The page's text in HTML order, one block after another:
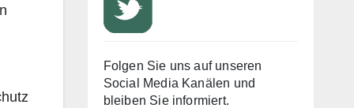
Folgen Sie uns auf unseren
Social Media Kanälen und
bleiben Sie informiert.